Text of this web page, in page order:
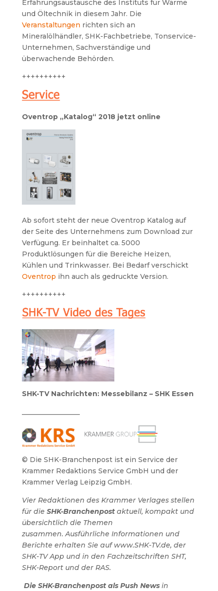
Erfahrungsaustausche des Instituts für Wärme
und Öltechnik in diesem Jahr. Die
Veranstaltungen richten sich an
Mineralölhändler, SHK-Fachbetriebe, Tonservice-
Unternehmen, Sachverständige und
überwachende Behörden.
++++++++++
Oventrop „Katalog“ 2018 jetzt online
Ab sofort steht der neue Oventrop Katalog auf
der Seite des Unternehmens zum Download zur
Verfügung. Er beinhaltet ca. 5000
Produktlösungen für die Bereiche Heizen,
Kühlen und Trinkwasser. Bei Bedarf verschickt
Oventrop ihn auch als gedruckte Version.
++++++++++
SHK-TV Nachrichten: Messebilanz – SHK Essen
© Die SHK-Branchenpost ist ein Service der
Krammer Redaktions Service GmbH und der
Krammer Verlag Leipzig GmbH.
Vier Redaktionen des Krammer Verlages stellen
für die SHK-Branchenpost aktuell, kompakt und
übersichtlich die Themen
zusammen. Ausführliche Informationen und
Berichte erhalten Sie auf www.SHK-TV.de, der
SHK-TV App und in den Fachzeitschriften SHT,
SHK-Report und der RAS.
Die SHK-Branchenpost als Push Newsin